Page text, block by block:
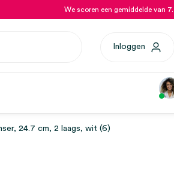
We scoren een gemiddelde van
Inloggen
24.7 cm, 2 laags, wit (6)